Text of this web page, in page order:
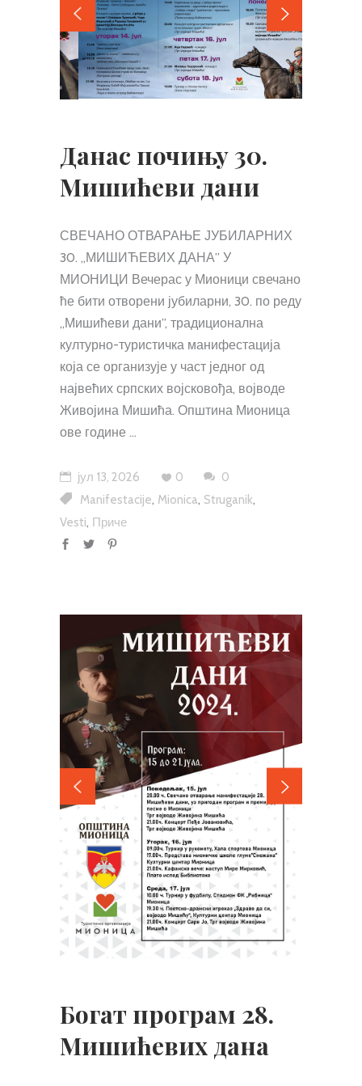
Данас почињу 30.
Мишићеви дани
СВЕЧАНО ОТВАРАЊЕ ЈУБИЛАРНИХ
30. „МИШИЋЕВИХ ДАНА” У
МИОНИЦИ Вечерас у Мионици свечано
ће бити отворени јубиларни, 30. по реду
„Мишићеви дани”, традиционална
културно-туристичка манифестација
која се организује у част једног од
највећих српских војсковођа, војводе
Живојина Мишића. Општина Мионица
ове године
јул 13, 2026 0
0
Manifestacije, Mionica, Struganik,
Vesti, Приче
Богат програм 28.
Мишићевих дана